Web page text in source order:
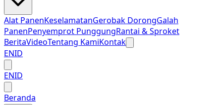
Alat PanenKeselamatanGerobak DorongGalah
PanenPenyemprot PunggungRantai & Sproket
BeritaVideoTentang KamiKontak
ENID
ENID
Beranda